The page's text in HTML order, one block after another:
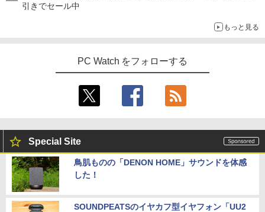
引きでセール中
もっと見る
PC Watch をフォローする
Special Site
鳥肌ものの「DENON HOME」サウンドを体感
した！
SOUNDPEATSのイヤカフ型イヤフォン「UU2